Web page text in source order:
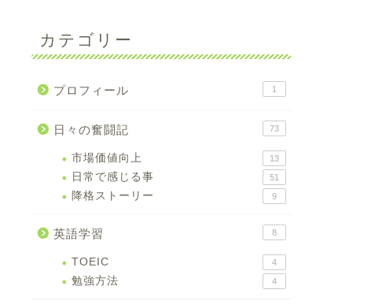
カテゴリー
プロフィール 1
日々の奮闘記 73
市場価値向上 13
日常で感じる事 51
降格ストーリー 9
英語学習 8
TOEIC 4
勉強方法 4